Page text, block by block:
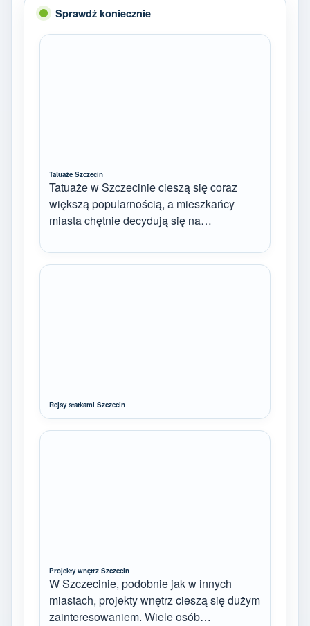
Sprawdź koniecznie
Tatuaże Szczecin
Tatuaże w Szczecinie cieszą się coraz
większą popularnością, a mieszkańcy
miasta chętnie decydują się na…
Rejsy statkami Szczecin
Projekty wnętrz Szczecin
W Szczecinie, podobnie jak w innych
miastach, projekty wnętrz cieszą się dużym
zainteresowaniem. Wiele osób…